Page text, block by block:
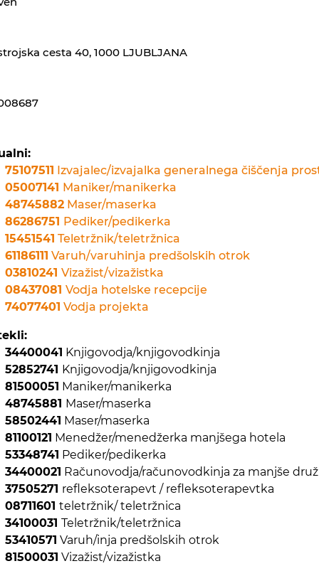
cesta 40, 1000 LJUBLJANA
75107511 Izvajalec/izvajalka generalnega čiščenja
05007141 Maniker/manikerka
48745882 Maser/maserka
86286751 Pediker/pedikerka
15451541 Teletržnik/teletržnica
61186111 Varuh/varuhinja predšolskih otrok
03810241 Vizažist/vizažistka
08437081 Vodja hotelske recepcije
74077401 Vodja projekta
34400041 Knjigovodja/knjigovodkinja
52852741 Knjigovodja/knjigovodkinja
81500051 Maniker/manikerka
48745881 Maser/maserka
58502441 Maser/maserka
81100121 Menedžer/menedžerka manjšega hotela
53348741 Pediker/pedikerka
34400021 Računovodja/računovodkinja za manjše
37505271 refleksoterapevt / refleksoterapevtka
08711601 teletržnik/ teletržnica
34100031 Teletržnik/teletržnica
53410571 Varuh/inja predšolskih otrok
81500031 Vizažist/vizažistka